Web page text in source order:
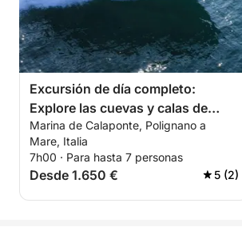
Excursión de día completo:
Explore las cuevas y calas de
Polignano a Mare y Monopoli
Marina de Calaponte, Polignano a
Mare, Italia
7h00 · Para hasta 7 personas
Desde 1.650 € 5 (2)